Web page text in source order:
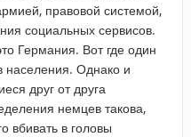
правовой системой,
социальных сервисов.
Германия. Вот где один
населения. Однако и
друг от друга
немцев такова,
вбивать в головы